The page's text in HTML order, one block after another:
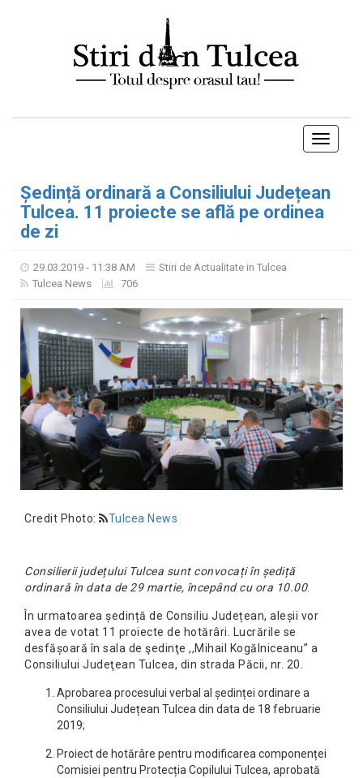
Toggle
Ședință ordinară a Consiliului Județean
Tulcea. 11 proiecte se află pe ordinea
de zi
29.03.2019 - 11:38 AM
Stiri de Actualitate in Tulcea
Tulcea News
706
Credit Photo: Tulcea News
Consilierii județului Tulcea sunt convocați în șediță
ordinară în data de 29 martie, începând cu ora 10.00.
În urmatoarea ședință de Consiliu Județean, aleșii vor
avea de votat 11 proiecte de hotărâri. Lucrările se
desfășoară în sala de şedinţe ,,Mihail Kogălniceanu” a
Consiliului Judeţean Tulcea, din strada Păcii, nr. 20.
Aprobarea procesului verbal al ședinței ordinare a
Consiliului Județean Tulcea din data de 18 februarie
2019;
Proiect de hotărâre pentru modificarea componenței
Comisiei pentru Protecția Copilului Tulcea, aprobată